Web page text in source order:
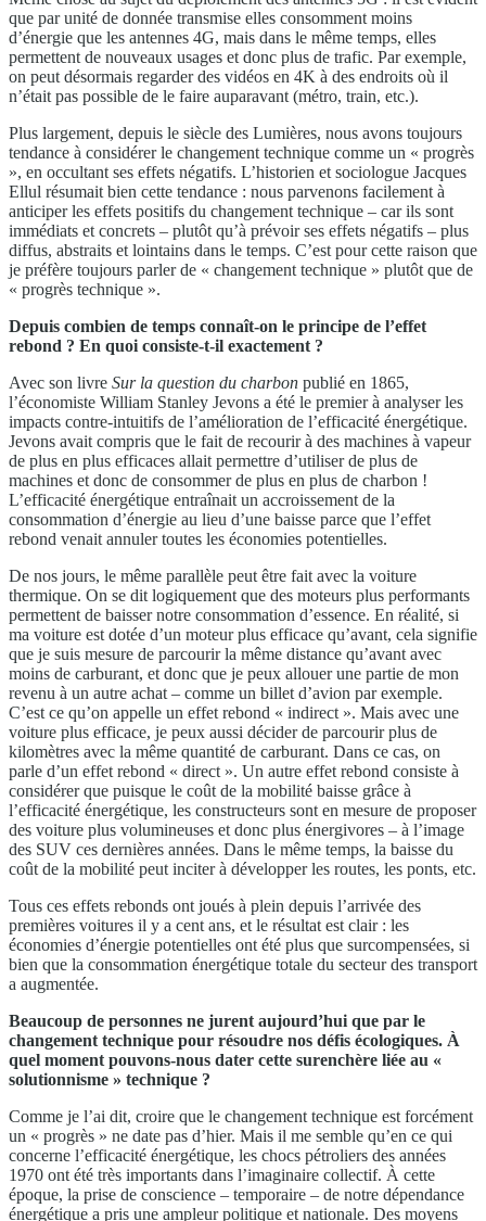
que par unité de donnée transmise elles consomment moins
d’énergie que les antennes 4G, mais dans le même temps, elles
permettent de nouveaux usages et donc plus de trafic. Par exemple,
on peut désormais regarder des vidéos en 4K à des endroits où il
n’était pas possible de le faire auparavant (métro, train, etc.).
Plus largement, depuis le siècle des Lumières, nous avons toujours
tendance à considérer le changement technique comme un « progrès
», en occultant ses effets négatifs. L’historien et sociologue Jacques
Ellul résumait bien cette tendance : nous parvenons facilement à
anticiper les effets positifs du changement technique – car ils sont
immédiats et concrets – plutôt qu’à prévoir ses effets négatifs – plus
diffus, abstraits et lointains dans le temps. C’est pour cette raison que
je préfère toujours parler de « changement technique » plutôt que de
« progrès technique ».
Depuis combien de temps connaît-on le principe de l’effet
rebond ? En quoi consiste-t-il exactement ?
Avec son livre Sur la question du charbon publié en 1865,
l’économiste William Stanley Jevons a été le premier à analyser les
impacts contre-intuitifs de l’amélioration de l’efficacité énergétique.
Jevons avait compris que le fait de recourir à des machines à vapeur
de plus en plus efficaces allait permettre d’utiliser de plus de
machines et donc de consommer de plus en plus de charbon !
L’efficacité énergétique entraînait un accroissement de la
consommation d’énergie au lieu d’une baisse parce que l’effet
rebond venait annuler toutes les économies potentielles.
De nos jours, le même parallèle peut être fait avec la voiture
thermique. On se dit logiquement que des moteurs plus performants
permettent de baisser notre consommation d’essence. En réalité, si
ma voiture est dotée d’un moteur plus efficace qu’avant, cela signifie
que je suis mesure de parcourir la même distance qu’avant avec
moins de carburant, et donc que je peux allouer une partie de mon
revenu à un autre achat – comme un billet d’avion par exemple.
C’est ce qu’on appelle un effet rebond « indirect ». Mais avec une
voiture plus efficace, je peux aussi décider de parcourir plus de
kilomètres avec la même quantité de carburant. Dans ce cas, on
parle d’un effet rebond « direct ». Un autre effet rebond consiste à
considérer que puisque le coût de la mobilité baisse grâce à
l’efficacité énergétique, les constructeurs sont en mesure de proposer
des voiture plus volumineuses et donc plus énergivores – à l’image
des SUV ces dernières années. Dans le même temps, la baisse du
coût de la mobilité peut inciter à développer les routes, les ponts, etc.
Tous ces effets rebonds ont joués à plein depuis l’arrivée des
premières voitures il y a cent ans, et le résultat est clair : les
économies d’énergie potentielles ont été plus que surcompensées, si
bien que la consommation énergétique totale du secteur des transport
a augmentée.
Beaucoup de personnes ne jurent aujourd’hui que par le
changement technique pour résoudre nos défis écologiques. À
quel moment pouvons-nous dater cette surenchère liée au «
solutionnisme » technique ?
Comme je l’ai dit, croire que le changement technique est forcément
un « progrès » ne date pas d’hier. Mais il me semble qu’en ce qui
concerne l’efficacité énergétique, les chocs pétroliers des années
1970 ont été très importants dans l’imaginaire collectif. À cette
époque, la prise de conscience – temporaire – de notre dépendance
énergétique a pris une ampleur politique et nationale. Des moyens